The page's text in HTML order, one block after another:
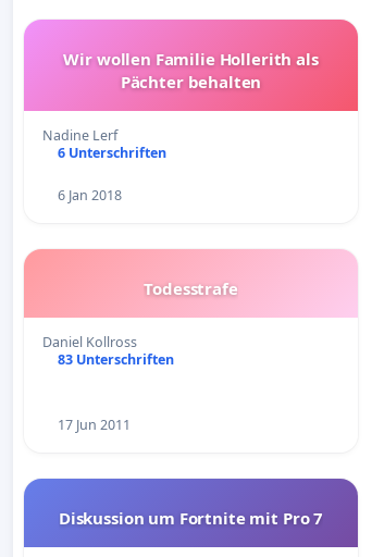
Wir wollen Familie Hollerith als
Pächter behalten
Nadine Lerf
6 Unterschriften
6 Jan 2018
Todesstrafe
Daniel Kollross
83 Unterschriften
17 Jun 2011
Diskussion um Fortnite mit Pro 7